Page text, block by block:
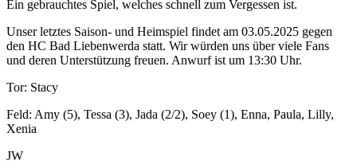
Ein gebrauchtes Spiel, welches schnell zum Vergessen ist.
Unser letztes Saison- und Heimspiel findet am 03.05.2025 gegen
den HC Bad Liebenwerda statt. Wir würden uns über viele Fans
und deren Unterstützung freuen. Anwurf ist um 13:30 Uhr.
Tor: Stacy
Feld: Amy (5), Tessa (3), Jada (2/2), Soey (1), Enna, Paula, Lilly,
Xenia
JW